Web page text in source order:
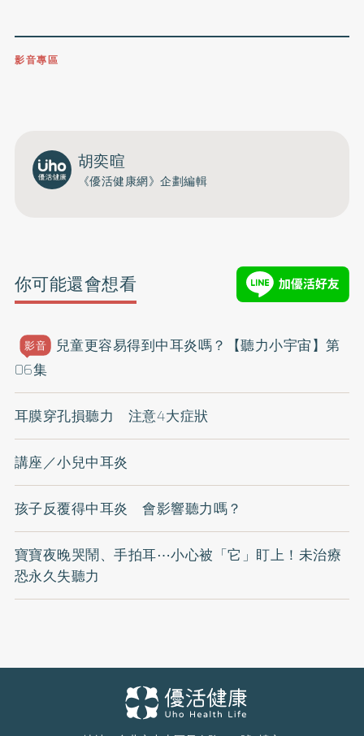
影音專區
胡奕暄
《優活健康網》企劃編輯
你可能還會想看
影音
兒童更容易得到中耳炎嗎？【聽力小宇宙】第
06集
耳膜穿孔損聽力 注意4大症狀
講座／小兒中耳炎
孩子反覆得中耳炎 會影響聽力嗎？
寶寶夜晚哭鬧、手拍耳⋯小心被「它」盯上！未治療
恐永久失聽力